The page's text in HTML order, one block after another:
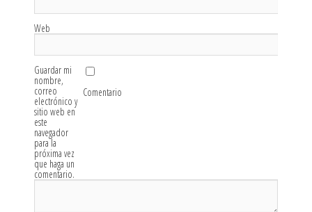
Web
Guardar mi
nombre,
correo
electrónico y
sitio web en
este
navegador
para la
próxima vez
que haga un
comentario.
Comentario